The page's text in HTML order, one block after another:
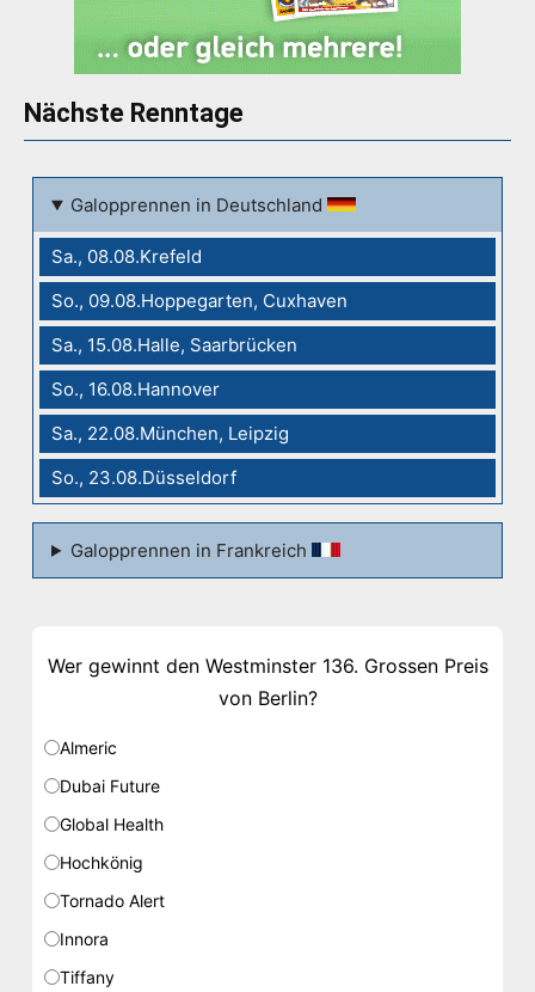
Nächste Renntage
Galopprennen in Deutschland
Sa., 08.08.Krefeld
So., 09.08.Hoppegarten, Cuxhaven
Sa., 15.08.Halle, Saarbrücken
So., 16.08.Hannover
Sa., 22.08.München, Leipzig
So., 23.08.Düsseldorf
Galopprennen in Frankreich
Wer gewinnt den Westminster 136. Grossen Preis
von Berlin?
Almeric
Dubai Future
Global Health
Hochkönig
Tornado Alert
Innora
Tiffany